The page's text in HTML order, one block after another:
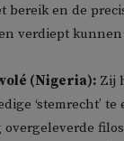
bereik en de
verdiept
(Nigeria): Zij
‘stemrecht’